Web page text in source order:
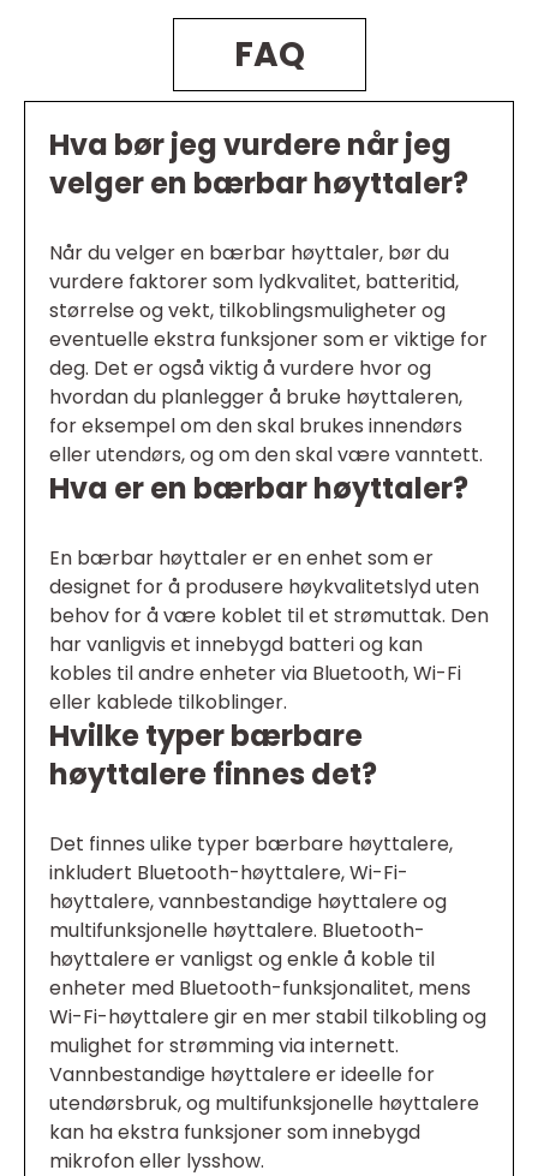
FAQ
Hva bør jeg vurdere når jeg
velger en bærbar høyttaler?
Når du velger en bærbar høyttaler, bør du
vurdere faktorer som lydkvalitet, batteritid,
størrelse og vekt, tilkoblingsmuligheter og
eventuelle ekstra funksjoner som er viktige for
deg. Det er også viktig å vurdere hvor og
hvordan du planlegger å bruke høyttaleren,
for eksempel om den skal brukes innendørs
eller utendørs, og om den skal være vanntett.
Hva er en bærbar høyttaler?
En bærbar høyttaler er en enhet som er
designet for å produsere høykvalitetslyd uten
behov for å være koblet til et strømuttak. Den
har vanligvis et innebygd batteri og kan
kobles til andre enheter via Bluetooth, Wi-Fi
eller kablede tilkoblinger.
Hvilke typer bærbare
høyttalere finnes det?
Det finnes ulike typer bærbare høyttalere,
inkludert Bluetooth-høyttalere, Wi-Fi-
høyttalere, vannbestandige høyttalere og
multifunksjonelle høyttalere. Bluetooth-
høyttalere er vanligst og enkle å koble til
enheter med Bluetooth-funksjonalitet, mens
Wi-Fi-høyttalere gir en mer stabil tilkobling og
mulighet for strømming via internett.
Vannbestandige høyttalere er ideelle for
utendørsbruk, og multifunksjonelle høyttalere
kan ha ekstra funksjoner som innebygd
mikrofon eller lysshow.